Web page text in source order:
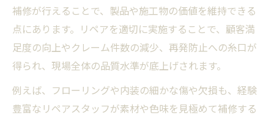
補修が行えることで、製品や施工物の価値を維持できる
点にあります。リペアを適切に実施することで、顧客満
足度の向上やクレーム件数の減少、再発防止への糸口が
得られ、現場全体の品質水準が底上げされます。
例えば、フローリングや内装の細かな傷や欠損も、経験
豊富なリペアスタッフが素材や色味を見極めて補修する